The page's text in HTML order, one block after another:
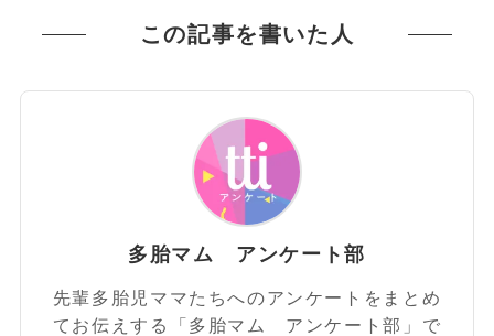
この記事を書いた人
多胎マム アンケート部
先輩多胎児ママたちへのアンケートをまとめ
てお伝えする「多胎マム アンケート部」で